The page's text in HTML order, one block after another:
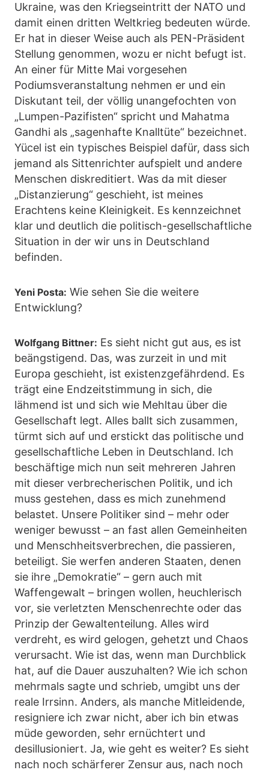
Ukraine, was den Kriegseintritt der NATO und
damit einen dritten Weltkrieg bedeuten würde.
Er hat in dieser Weise auch als PEN-Präsident
Stellung genommen, wozu er nicht befugt ist.
An einer für Mitte Mai vorgesehen
Podiumsveranstaltung nehmen er und ein
Diskutant teil, der völlig unangefochten von
„Lumpen-Pazifisten“ spricht und Mahatma
Gandhi als „sagenhafte Knalltüte“ bezeichnet.
Yücel ist ein typisches Beispiel dafür, dass sich
jemand als Sittenrichter aufspielt und andere
Menschen diskreditiert. Was da mit dieser
„Distanzierung“ geschieht, ist meines
Erachtens keine Kleinigkeit. Es kennzeichnet
klar und deutlich die politisch-gesellschaftliche
Situation in der wir uns in Deutschland
befinden.
Yeni Posta: Wie sehen Sie die weitere
Entwicklung?
Wolfgang Bittner: Es sieht nicht gut aus, es ist
beängstigend. Das, was zurzeit in und mit
Europa geschieht, ist existenzgefährdend. Es
trägt eine Endzeitstimmung in sich, die
lähmend ist und sich wie Mehltau über die
Gesellschaft legt. Alles ballt sich zusammen,
türmt sich auf und erstickt das politische und
gesellschaftliche Leben in Deutschland. Ich
beschäftige mich nun seit mehreren Jahren
mit dieser verbrecherischen Politik, und ich
muss gestehen, dass es mich zunehmend
belastet. Unsere Politiker sind – mehr oder
weniger bewusst – an fast allen Gemeinheiten
und Menschheitsverbrechen, die passieren,
beteiligt. Sie werfen anderen Staaten, denen
sie ihre „Demokratie“ – gern auch mit
Waffengewalt – bringen wollen, heuchlerisch
vor, sie verletzten Menschenrechte oder das
Prinzip der Gewaltenteilung. Alles wird
verdreht, es wird gelogen, gehetzt und Chaos
verursacht. Wie ist das, wenn man Durchblick
hat, auf die Dauer auszuhalten? Wie ich schon
mehrmals sagte und schrieb, umgibt uns der
reale Irrsinn. Anders, als manche Mitleidende,
resigniere ich zwar nicht, aber ich bin etwas
müde geworden, sehr ernüchtert und
desillusioniert. Ja, wie geht es weiter? Es sieht
nach noch schärferer Zensur aus, nach noch